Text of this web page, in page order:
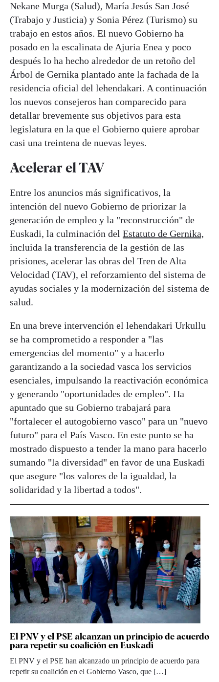
Nekane Murga (Salud), María Jesús San José
(Trabajo y Justicia) y Sonia Pérez (Turismo) su
trabajo en estos años. El nuevo Gobierno ha
posado en la escalinata de Ajuria Enea y poco
después lo ha hecho alrededor de un retoño del
Árbol de Gernika plantado ante la fachada de la
residencia oficial del lehendakari. A continuación
los nuevos consejeros han comparecido para
detallar brevemente sus objetivos para esta
legislatura en la que el Gobierno quiere aprobar
casi una treintena de nuevas leyes.
Acelerar el TAV
Entre los anuncios más significativos, la
intención del nuevo Gobierno de priorizar la
generación de empleo y la "reconstrucción" de
Euskadi, la culminación del Estatuto de Gernika,
incluida la transferencia de la gestión de las
prisiones, acelerar las obras del Tren de Alta
Velocidad (TAV), el reforzamiento del sistema de
ayudas sociales y la modernización del sistema de
salud.
En una breve intervención el lehendakari Urkullu
se ha comprometido a responder a "las
emergencias del momento" y a hacerlo
garantizando a la sociedad vasca los servicios
esenciales, impulsando la reactivación económica
y generando "oportunidades de empleo". Ha
apuntado que su Gobierno trabajará para
"fortalecer el autogobierno vasco" para un "nuevo
futuro" para el País Vasco. En este punto se ha
mostrado dispuesto a tender la mano para hacerlo
sumando "la diversidad" en favor de una Euskadi
que asegure "los valores de la igualdad, la
solidaridad y la libertad a todos".
El PNV y el PSE alcanzan un principio de acuerdo
para repetir su coalición en Euskadi
El PNV y el PSE han alcanzado un principio de acuerdo para
repetir su coalición en el Gobierno Vasco, que […]